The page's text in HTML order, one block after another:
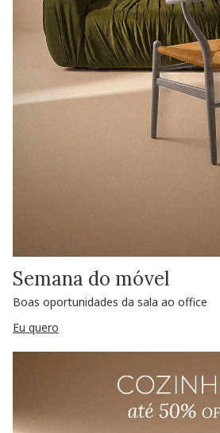
Semana do móvel
Boas oportunidades da sala ao office
Eu quero